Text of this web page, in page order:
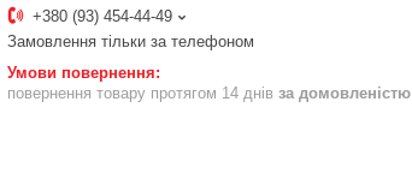
+380 (93) 454-44-49
Замовлення тільки за телефоном
повернення товару протягом 14 днів за домовленістю